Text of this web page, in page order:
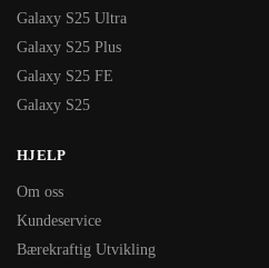
Galaxy S25 Ultra
Galaxy S25 Plus
Galaxy S25 FE
Galaxy S25
HJELP
Om oss
Kundeservice
Bærekraftig Utvikling